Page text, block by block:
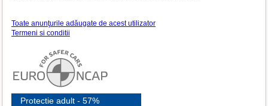
Toate anunţurile adăugate de acest utilizator
Termeni si conditii
Protectie adult - 57%